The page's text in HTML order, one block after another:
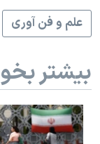
علم و فن آوری
بیشتر